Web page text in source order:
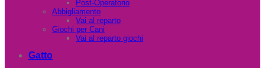
Post-Operatorio
Abbigliamento
Vai al reparto
Giochi per Cani
Vai al reparto giochi
Gatto